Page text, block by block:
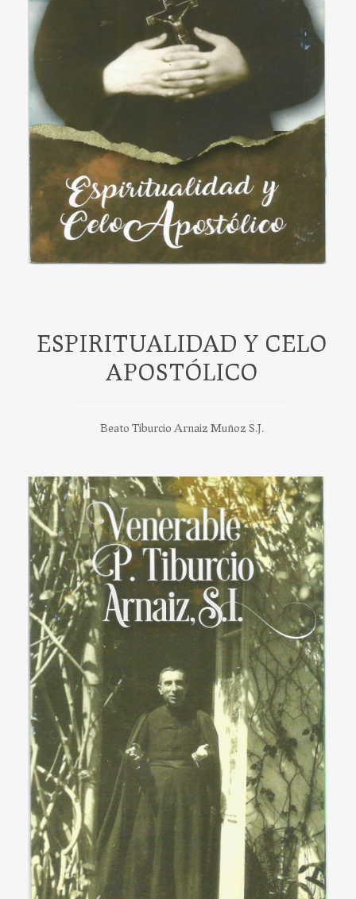
ESPIRITUALIDAD Y CELO
APOSTÓLICO
Beato Tiburcio Arnaiz Muñoz S.J.